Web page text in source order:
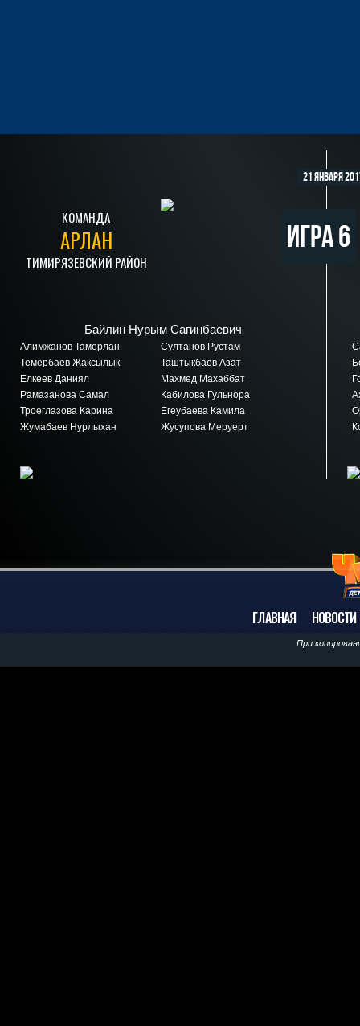
Игра 6
21 января
КОМАНДА
АРЛАН
ТИМИРЯЗЕВСКИЙ РАЙОН
Байлин Нурым Сагинбаевич
Алимжанов Тамерлан
Султанов Рустам
Темербаев Жаксылык
Таштыкбаев Азат
Елкеев Даниял
Махмед Махаббат
Рамазанова Самал
Кабилова Гульнора
Троеглазова Карина
Егеубаева Камила
Жумабаев Нурлыхан
Жусупова Меруерт
ГЛАВНАЯ НОВОСТИ
При